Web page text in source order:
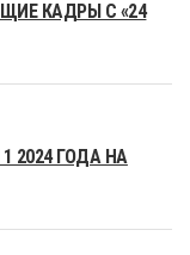
КАДРЫ С «24
2024 ГОДА НА